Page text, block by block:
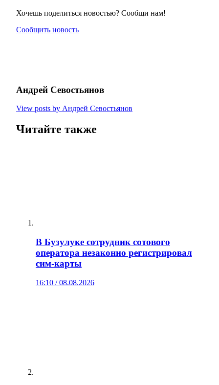
Хочешь поделиться новостью? Сообщи нам!
Сообщить новость
Андрей Севостьянов
View posts by Андрей Севостьянов
Читайте также
В Бузулуке сотрудник сотового
оператора незаконно регистрировал
сим‑карты
16:10 / 08.08.2026